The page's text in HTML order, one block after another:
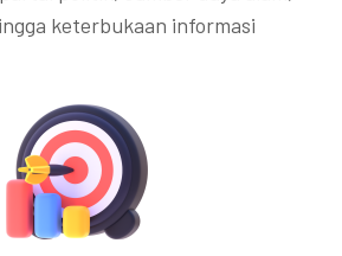
keterbukaan informasi